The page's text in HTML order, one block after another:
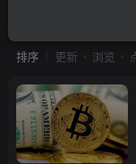
排序 更新 浏览